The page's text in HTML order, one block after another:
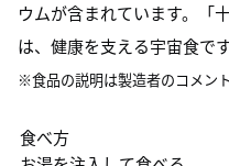
ウムが含まれています。「
は、健康を支える宇宙食です
※食品の説明は製造者のコメン
食べ方